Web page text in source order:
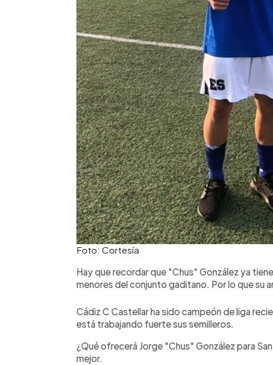
Foto: Cortesía
Hay que recordar que "Chus" González ya
menores del conjunto gaditano. Por lo que su
Cádiz C Castellar ha sido campeón de liga
está trabajando fuerte sus semilleros.
¿Qué ofrecerá Jorge "Chus" González para
mejor.